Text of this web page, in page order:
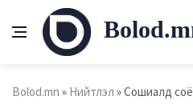
Bolod.mn » Нийтлэл » Сошиалд